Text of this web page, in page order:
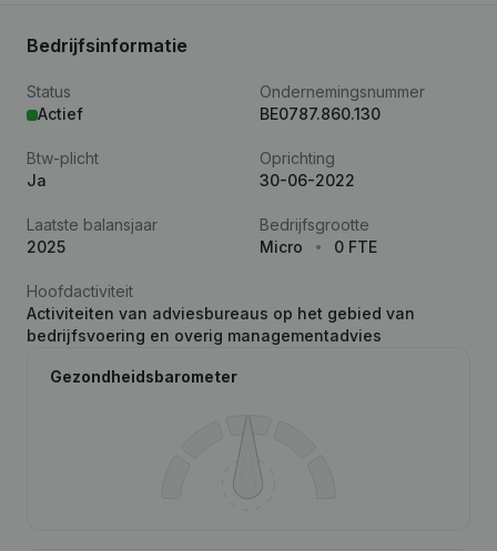
Bedrijfsinformatie
Status
Actief
Ondernemingsnummer
BE0787.860.130
Btw-plicht
Ja
Oprichting
30-06-2022
Laatste balansjaar
2025
Bedrijfsgrootte
Micro
0 FTE
Hoofdactiviteit
Activiteiten van adviesbureaus op het gebied van
bedrijfsvoering en overig managementadvies
Gezondheidsbarometer